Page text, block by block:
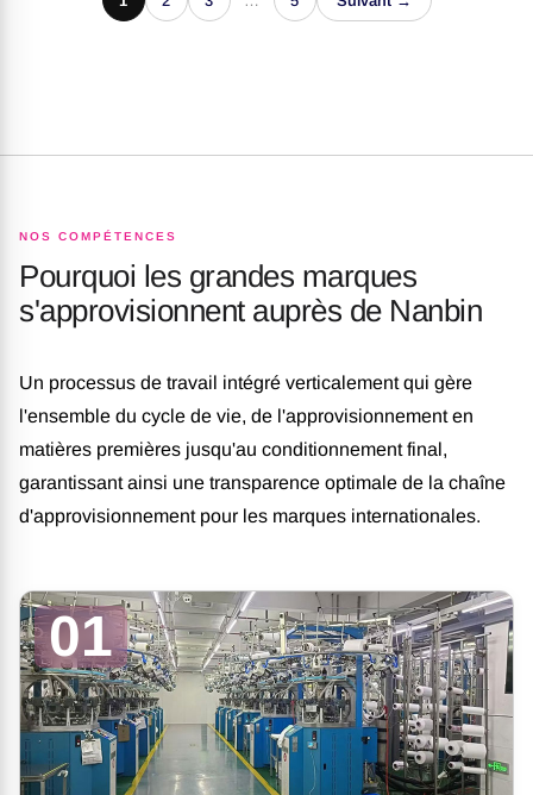
NOS COMPÉTENCES
Pourquoi les grandes marques
s'approvisionnent auprès de Nanbin
Un processus de travail intégré verticalement qui gère
l'ensemble du cycle de vie, de l'approvisionnement en
matières premières jusqu'au conditionnement final,
garantissant ainsi une transparence optimale de la chaîne
d'approvisionnement pour les marques internationales.
01